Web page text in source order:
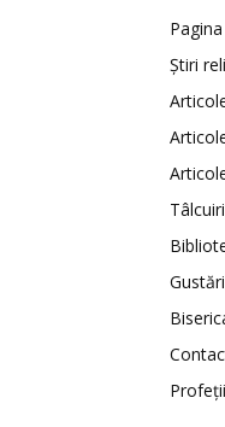
Știri
Tâlcuiri